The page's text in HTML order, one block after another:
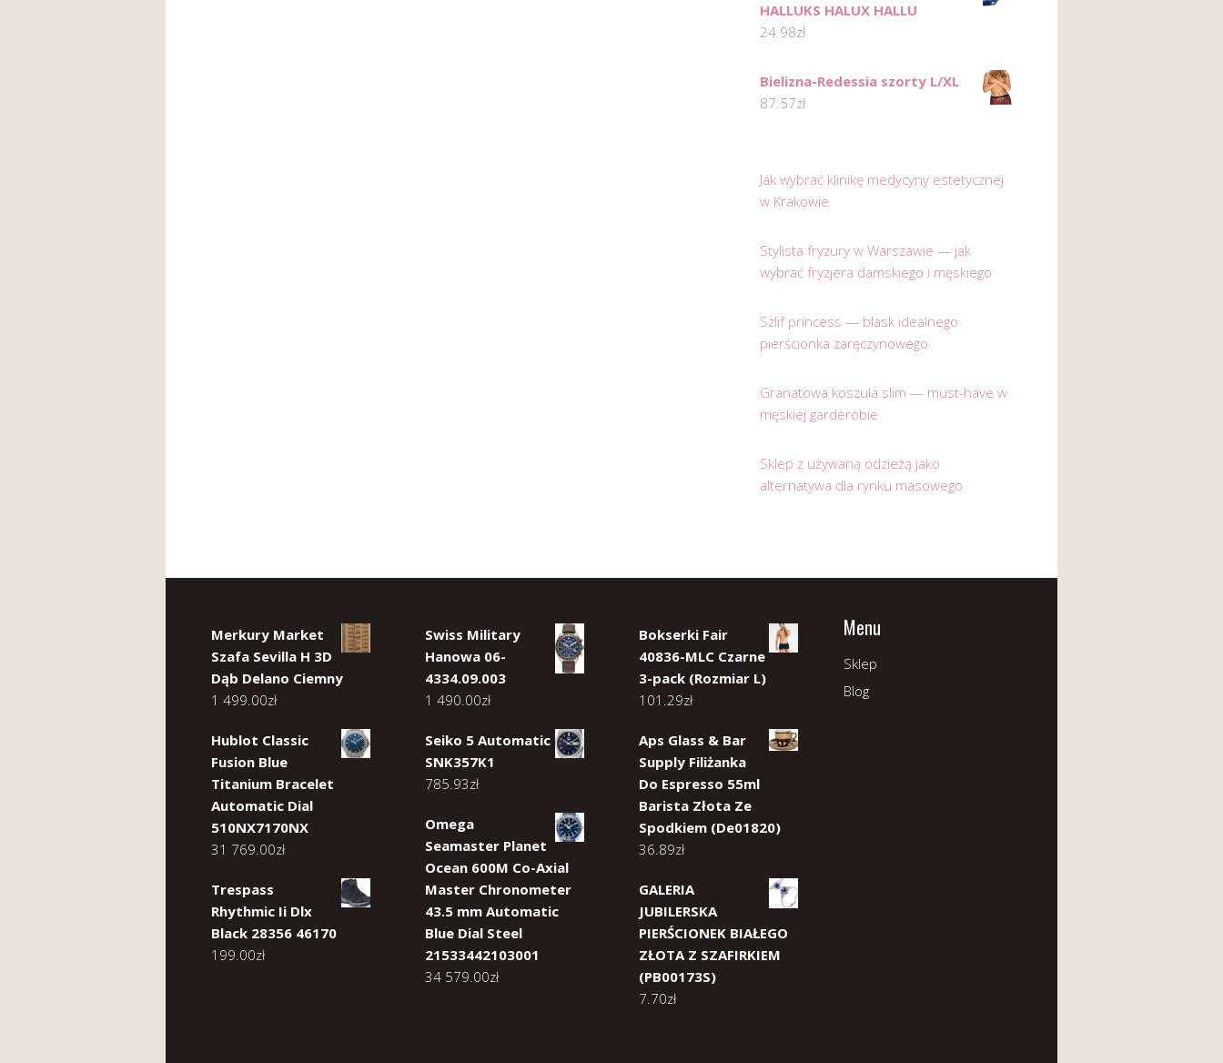
HALLUKS HALUX HALLU
24.98zł
Bielizna-Redessia szorty L/XL
87.57zł
Jak wybrać klinikę medycyny estetycznej
w Krakowie
Stylista fryzury w Warszawie — jak
wybrać fryzjera damskiego i męskiego
Szlif princess — blask idealnego
pierścionka zaręczynowego
Granatowa koszula slim — must-have w
męskiej garderobie
Sklep z używaną odzieżą jako
alternatywa dla rynku masowego
Merkury Market
Szafa Sevilla H 3D
Dąb Delano Ciemny
1 499.00zł
Hublot Classic
Fusion Blue
Titanium Bracelet
Automatic Dial
510NX7170NX
31 769.00zł
Trespass
Rhythmic Ii Dlx
Black 28356 46170
199.00zł
Swiss Military
Hanowa 06-
4334.09.003
1 490.00zł
Seiko 5 Automatic
SNK357K1
785.93zł
Omega
Seamaster Planet
Ocean 600M Co-Axial
Master Chronometer
43.5 mm Automatic
Blue Dial Steel
21533442103001
34 579.00zł
Bokserki Fair
40836-MLC Czarne
3-pack (Rozmiar L)
101.29zł
Aps Glass & Bar
Supply Filiżanka
Do Espresso 55ml
Barista Złota Ze
Spodkiem (De01820)
36.89zł
GALERIA
JUBILERSKA
PIERŚCIONEK BIAŁEGO
ZŁOTA Z SZAFIRKIEM
(PB00173S)
7.70zł
Menu
Sklep
Blog